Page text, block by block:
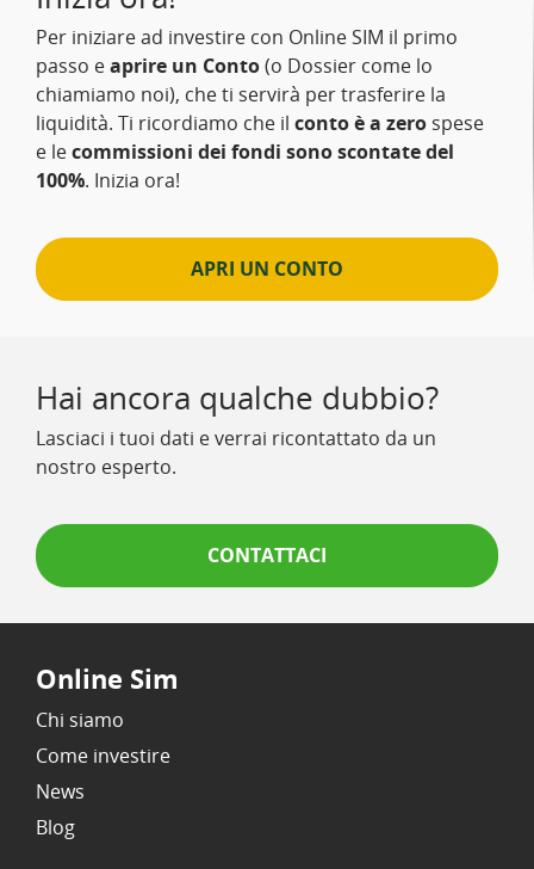
Per iniziare ad investire con Online SIM il primo
passo eaprire un Conto(o Dossier come lo
chiamiamo noi), che ti servirà per trasferire la
liquidità. Ti ricordiamo che il conto è a zero spese
e lecommissioni dei fondi sono scontate del
100%. Inizia ora!
APRI UN CONTO
Hai ancora qualche dubbio?
Lasciaci i tuoi dati e verrai ricontattato da un
nostro esperto.
CONTATTACI
Online Sim
Chi siamo
Come investire
News
Blog